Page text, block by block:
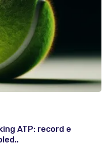
ATP: record e